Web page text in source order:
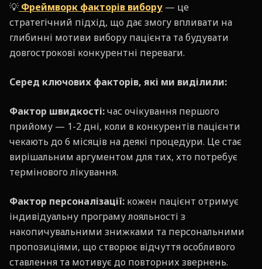
💡 Фреймворк факторів вибору — це
стратегічний підхід, що дає змогу впливати на
глибинні мотиви вибору пацієнта та будувати
довгострокові конкурентні переваги.
Серед ключових факторів, які ми виділили:
Фактор швидкості:час очікування першого
прийому — 1-2 дні, коли в конкурентів пацієнти
чекають до 6 місяців на деякі процедури. Це стає
вирішальним аргументом для тих, хто потребує
термінового лікування.
Фактор персоналізації: кожен пацієнт отримує
індивідуальну програму лояльності з
накопичувальними знижками та персональними
пропозиціями, що створює відчуття особливого
ставлення та мотивує до повторних звернень.